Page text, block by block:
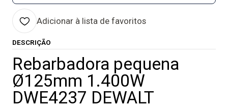
Adicionar à lista de favoritos
DESCRIÇÃO
Rebarbadora pequena
Ø125mm 1.400W
DWE4237 DEWALT